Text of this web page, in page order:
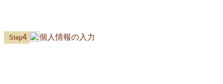
Step4 個人情報の入力